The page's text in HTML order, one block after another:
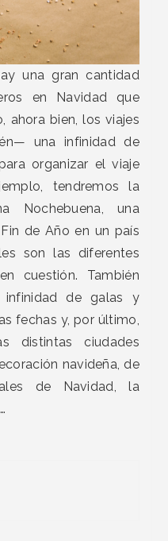
una gran cantidad
en Navidad que
ahora bien, los viajes
una infinidad de
organizar el viaje
tendremos la
Nochebuena, una
de Año en un país
son las diferentes
cuestión. También
infinidad de galas y
fechas y, por último,
distintas ciudades
navideña, de
de Navidad, la